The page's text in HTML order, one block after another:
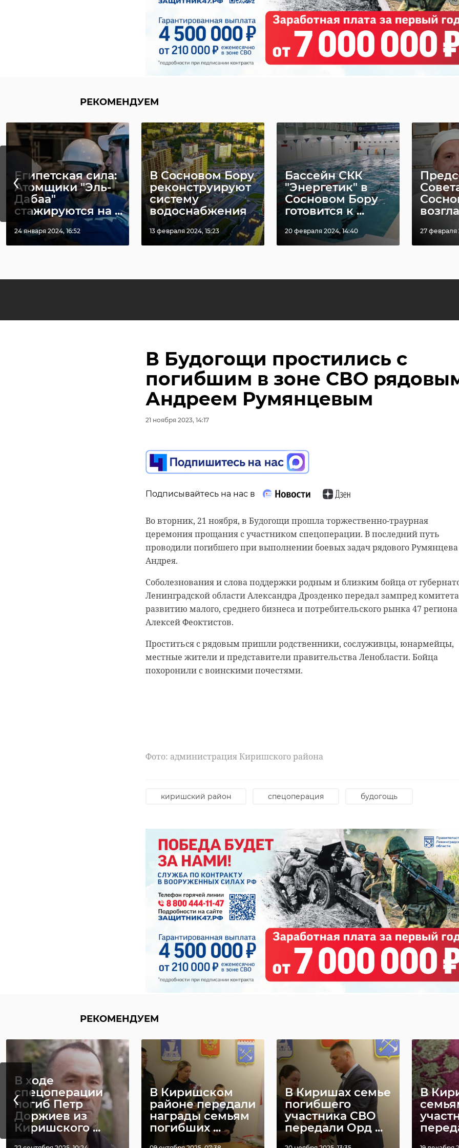
РЕКОМЕНДУЕМ
Египетская сила:
Атомщики "Эль-
Дабаа"
стажируются на ...
24 января 2024, 16:52
В Сосновом Бору
реконструируют
систему
водоснабжения
13 февраля 2024, 15:23
Бассейн СКК
"Энергетик" в
Сосновом Бору
готовится к ...
20 февраля 2024, 14:40 27 февраля
‹
В Будогощи простились с
погибшим в зоне СВО
Андреем Румянцевым
21 ноября 2023, 14:17
Подписывайтесь на нас в
Во вторник, 21 ноября, в Будогощи прошла торжественно-траурная
церемония прощания с участником спецоперации. В последний путь
проводили погибшего при выполнении боевых задач рядового Румянцева
Андрея.
Соболезнования и слова поддержки родным и близким бойца от
Ленинградской области Александра Дрозденко передал зампред
развитию малого, среднего бизнеса и потребительского рынка 47 региона
Алексей Феоктистов.
Проститься с рядовым пришли родственники, сослуживцы, юнармейцы,
местные жители и представители правительства Ленобласти. Бойца
похоронили с воинскими почестями.
Фото: администрация Киришского района
киришский район спецоперация будогощь
РЕКОМЕНДУЕМ
В ходе
спецоперации
погиб Петр
Доржиев из
Киришского ...
В Киришском
районе передали
награды семьям
погибших ...
В Киришах семье
погибшего
участника СВО
передали Орд ...
В
‹
одноклассники социальные сети